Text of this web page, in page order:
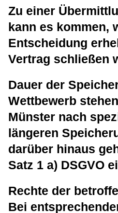
Zu einer
kann es kommen,
Entscheidung
Vertrag schließen
Dauer der
Wettbewerb
Münster nach
längeren
darüber hinaus
Satz 1 a) DSGVO
Rechte der
Bei